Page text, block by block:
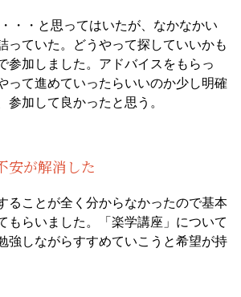
・・と思ってはいたが、なかなかい
っていた。どうやって探していいかも
参加しました。アドバイスをもらっ
って進めていったらいいのか少し明確
参加して良かったと思う。
が解消した
ることが全く分からなかったので基本
もらいました。「楽学講座」について
強しながらすすめていこうと希望が持